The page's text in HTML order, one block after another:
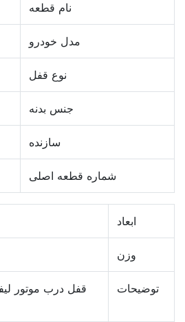
نام قطعه
مدل خودرو
نوع قفل
جنس بدنه
سازنده
شماره قطعه اصلی
ابعاد
وزن
توضیحات